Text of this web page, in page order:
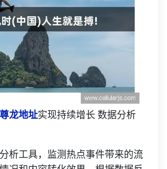
龙地址实现持续增长 数据分析
析工具，监测热点事件带来的流